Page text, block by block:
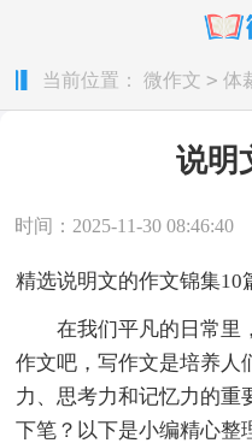
当前位置： 微作文 > 体
说明
时间：2025-11-30 08:46:40
精选说明文的作文锦集10
在我们平凡的日常里
作文吧，写作文是培养人
力、思考力和记忆力的重
下笔？以下是小编精心整